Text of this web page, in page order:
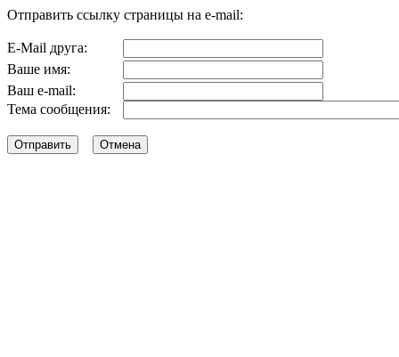
Отправить ссылку страницы на e-mail:
E-Mail друга:
Ваше имя:
Ваш e-mail:
Тема сообщения: